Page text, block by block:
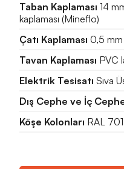
Taban Kaplaması 14
kaplaması (Mineflo)
Çatı Kaplaması 0,5 mm
Tavan Kaplaması PVC
Elektrik Tesisatı Sıva
Dış Cephe ve İç
Köşe Kolonları RAL